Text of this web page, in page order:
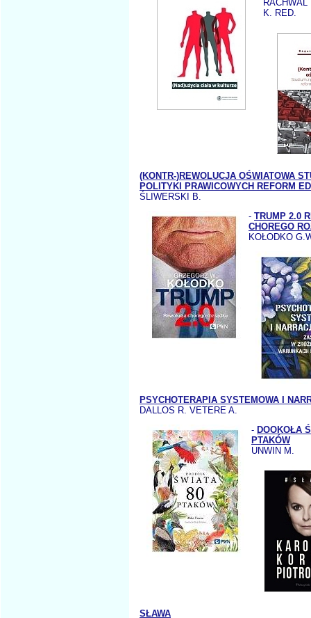
K. RED.
(KONTR-)REWOLUCJA OŚWIATOWA
POLITYKI PRAWICOWYCH REFORM
ŚLIWERSKI B.
- TRUMP 2.0
CHOREGO
KOŁODKO
PSYCHOTERAPIA SYSTEMOWA I
DALLOS R. VETERE A.
- DOOKOŁA
PTAKÓW
UNWIN M.
SŁAWA